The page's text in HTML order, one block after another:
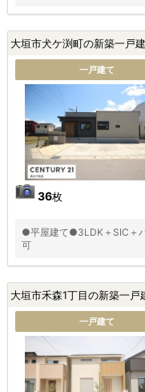
大垣市犬ケ渕町の新築一戸
一戸建て
36枚
●平屋建て●3LDK＋SIC＋
可
大垣市禾森1丁目の新築一戸
一戸建て